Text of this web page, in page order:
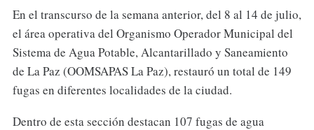
En el transcurso de la semana anterior, del 8 al 14 de julio,
el área operativa del Organismo Operador Municipal del
Sistema de Agua Potable, Alcantarillado y Saneamiento
de La Paz (OOMSAPAS La Paz), restauró un total de 149
fugas en diferentes localidades de la ciudad.
Dentro de esta sección destacan 107 fugas de agua